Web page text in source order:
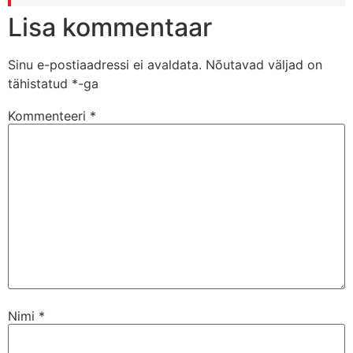
Lisa kommentaar
Sinu e-postiaadressi ei avaldata. Nõutavad väljad on
tähistatud *-ga
Kommenteeri *
Nimi *